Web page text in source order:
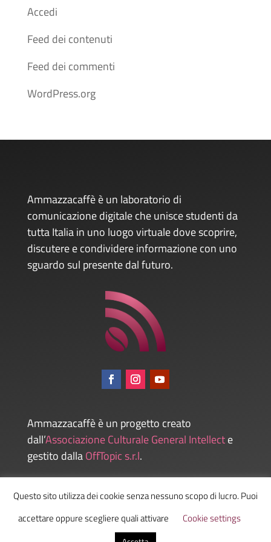
Accedi
Feed dei contenuti
Feed dei commenti
WordPress.org
Ammazzacaffè è un laboratorio di
comunicazione digitale che unisce studenti da
tutta Italia in uno luogo virtuale dove scoprire,
discutere e condividere informazione con uno
sguardo sul presente dal futuro.
Ammazzacaffè è un progetto creato
dall’Associazione Culturale General Intellecte
gestito dallaOffTopic s.r.l.
Admin
Questo sito utilizza dei cookie senza nessuno scopo di lucro. Puoi
accettare oppure scegliere quali attivare
Cookie settings